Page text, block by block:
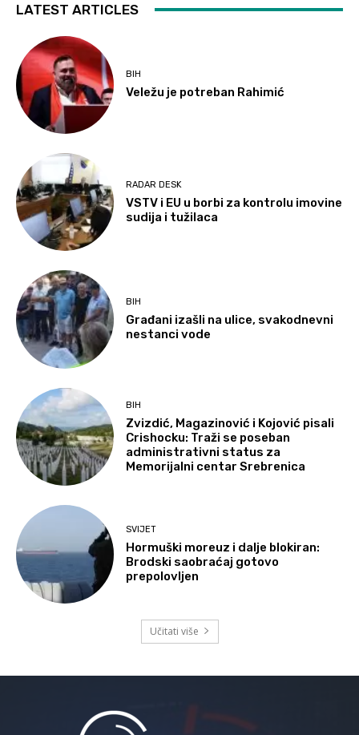
LATEST ARTICLES
BIH
Veležu je potreban Rahimić
RADAR DESK
VSTV i EU u borbi za kontrolu imovine
sudija i tužilaca
BIH
Građani izašli na ulice, svakodnevni
nestanci vode
BIH
Zvizdić, Magazinović i Kojović pisali
Crishocku: Traži se poseban
administrativni status za
Memorijalni centar Srebrenica
SVIJET
Hormuški moreuz i dalje blokiran:
Brodski saobraćaj gotovo
prepolovljen
Učitati više